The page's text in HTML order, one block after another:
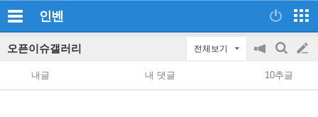
인벤
오픈이슈갤러리 전체보기
공
지
on/off
검
색
글
쓰
내글 내 댓글 10추글